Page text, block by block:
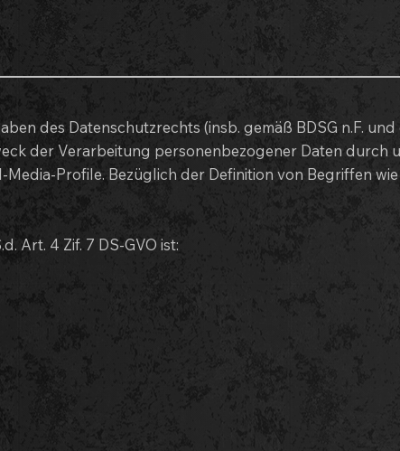
des Datenschutzrechts (insb. gemäß BDSG n.F.
der Verarbeitung personenbezogener Daten durch
Profile. Bezüglich der Definition von Begriffen
Art. 4 Zif. 7 DS-GVO ist: